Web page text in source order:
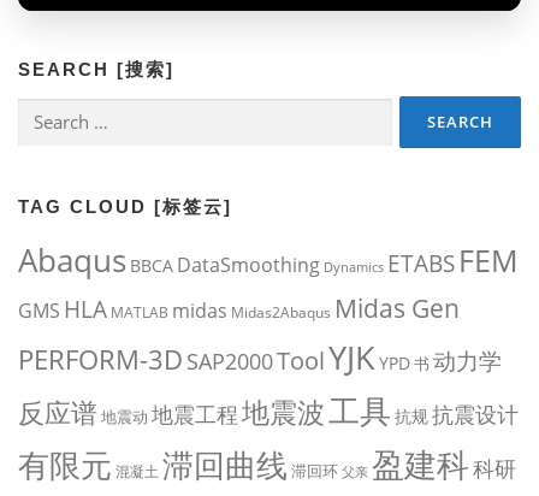
SEARCH [搜索]
for:
TAG CLOUD [标签云]
Abaqus BBCA DataSmoothing Dynamics ETABSFEM
GMS HLA MATLAB midas Midas2Abaqus Midas Gen
PERFORM-3D SAP2000ToolYJKYPD书 动力学
反应谱 地震动 地震工程地震波工具 抗规抗震设计
有限元 混凝土 滞回曲线 滞回环 父亲 盈建科科研